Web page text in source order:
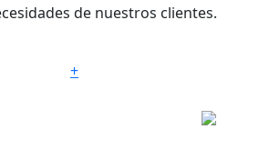
de nuestros clientes.
+